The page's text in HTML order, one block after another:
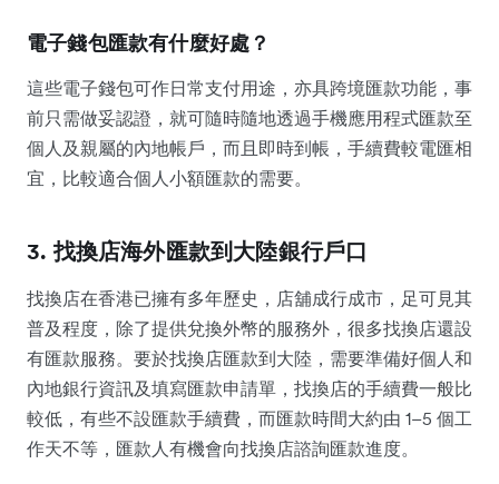
電子錢包匯款有什麼好處？
這些電子錢包可作日常支付用途，亦具跨境匯款功能，事
前只需做妥認證，就可隨時隨地透過手機應用程式匯款至
個人及親屬的內地帳戶，而且即時到帳，手續費較電匯相
宜，比較適合個人小額匯款的需要。
3. 找換店海外匯款到大陸銀行戶口
找換店在香港已擁有多年歷史，店舖成行成市，足可見其
普及程度，除了提供兌換外幣的服務外，很多找換店還設
有匯款服務。要於找換店匯款到大陸，需要準備好個人和
內地銀行資訊及填寫匯款申請單，找換店的手續費一般比
較低，有些不設匯款手續費，而匯款時間大約由 1–5 個工
作天不等，匯款人有機會向找換店諮詢匯款進度。